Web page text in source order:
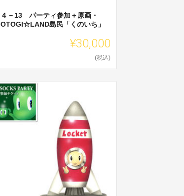
４－13 パーティ参加＋原画・
OTOGI☆LAND島民「くのいち」
¥30,000
(税込)